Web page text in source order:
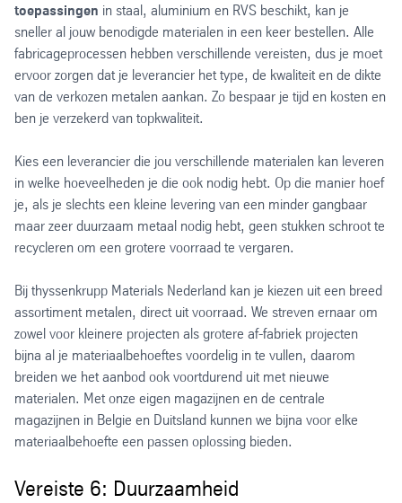
toepassingen in staal, aluminium en RVS beschikt, kan je
sneller al jouw benodigde materialen in een keer bestellen. Alle
fabricageprocessen hebben verschillende vereisten, dus je moet
ervoor zorgen dat je leverancier het type, de kwaliteit en de dikte
van de verkozen metalen aankan. Zo bespaar je tijd en kosten en
ben je verzekerd van topkwaliteit.
Kies een leverancier die jou verschillende materialen kan leveren
in welke hoeveelheden je die ook nodig hebt. Op die manier hoef
je, als je slechts een kleine levering van een minder gangbaar
maar zeer duurzaam metaal nodig hebt, geen stukken schroot te
recycleren om een grotere voorraad te vergaren.
Bij thyssenkrupp Materials Nederland kan je kiezen uit een breed
assortiment metalen, direct uit voorraad. We streven ernaar om
zowel voor kleinere projecten als grotere af-fabriek projecten
bijna al je materiaalbehoeftes voordelig in te vullen, daarom
breiden we het aanbod ook voortdurend uit met nieuwe
materialen. Met onze eigen magazijnen en de centrale
magazijnen in Belgie en Duitsland kunnen we bijna voor elke
materiaalbehoefte een passen oplossing bieden.
Vereiste 6: Duurzaamheid